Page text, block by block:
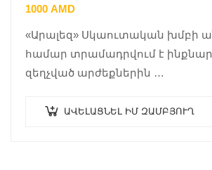
1000 AMD
«Արալեզ» Սկաուտական խմբի
համար տրամադրվում է
զեղչված արժեքներին …
ԱՎԵԼԱՑՆԵԼ ԻՄ ԶԱՄԲՅՈՒՂ